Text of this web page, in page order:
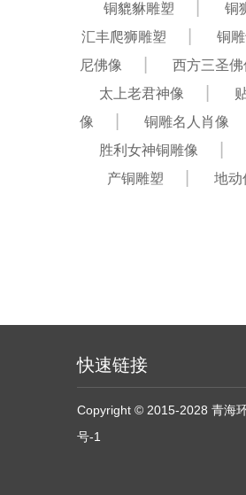
铜貔貅雕塑
铜
汇丰爬狮雕塑
铜
尼佛像
西方三圣佛
太上老君神像
像
铜雕名人肖像
胜利女神铜雕像
产铜雕塑
地动
快速链接
Copyright © 2015-2028 青海
号-1